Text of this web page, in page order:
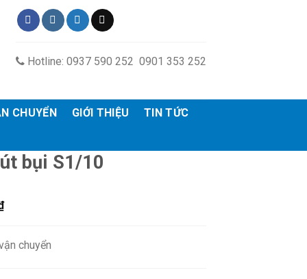
Hotline: 0937 590 252 0901 353 252
CHUYỂN GIỚI THIỆU TIN TỨC
bụi S1/10
chuyển